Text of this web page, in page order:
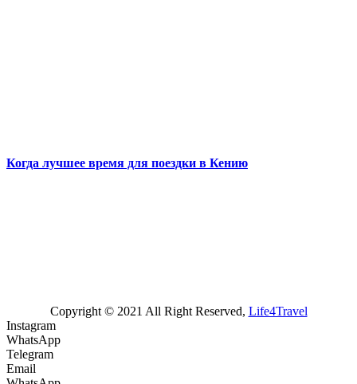
Когда лучшее время для поездки в Кению
Copyright © 2021 All Right Reserved, Life4Travel
Instagram
WhatsApp
Telegram
Email